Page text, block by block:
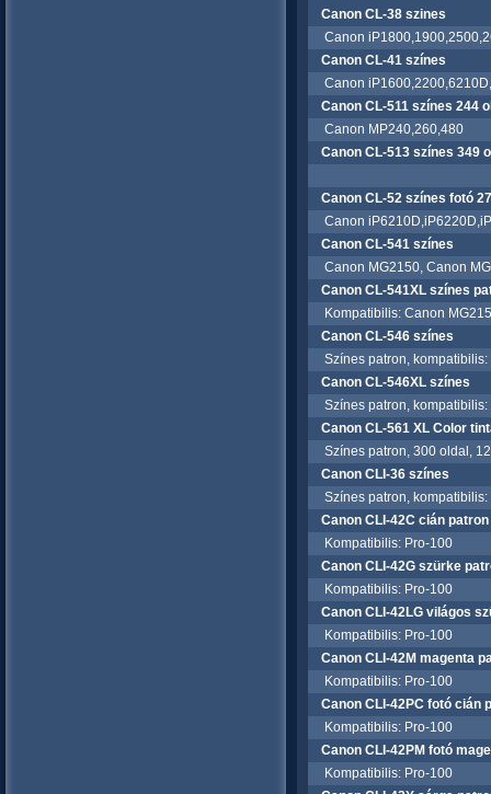
Canon CL-38 szines
Canon
Canon CL-41 színes
Canon
Canon CL-511 színes 244
Canon MP240,260,480
Canon CL-513 színes 349
Canon CL-52 színes fotó
Canon
Canon CL-541 színes
Canon MG2150, Canon
Canon CL-541XL színes
Kompatibilis: Canon
Canon CL-546 színes
Színes patron, kompatibilis:
Canon CL-546XL színes
Színes patron, kompatibilis:
Canon CL-561 XL Color
Színes patron, 300 oldal,
Canon CLI-36 színes
Színes patron, kompatibilis:
Canon CLI-42C cián patron
Kompatibilis: Pro-100
Canon CLI-42G szürke
Kompatibilis: Pro-100
Canon CLI-42LG világos
Kompatibilis: Pro-100
Canon CLI-42M magenta
Kompatibilis: Pro-100
Canon CLI-42PC fotó cián
Kompatibilis: Pro-100
Canon CLI-42PM fotó
Kompatibilis: Pro-100